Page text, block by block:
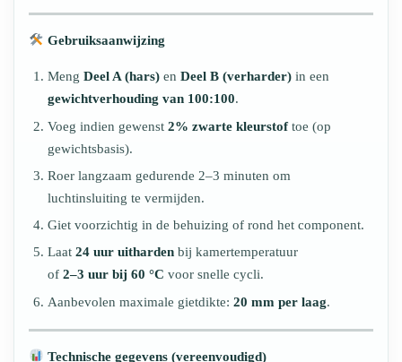
Gebruiksaanwijzing
Meng Deel A (hars)en Deel B (verharder)in een
gewichtverhouding van 100:100.
Voeg indien gewenst 2% zwarte kleurstoftoe (op
gewichtsbasis).
Roer langzaam gedurende 2–3 minuten om
luchtinsluiting te vermijden.
Giet voorzichtig in de behuizing of rond het component.
Laat 24 uur uithardenbij kamertemperatuur
of 2–3 uur bij 60 °C voor snelle cycli.
Aanbevolen maximale gietdikte: 20 mm per laag.
Technische gegevens (vereenvoudigd)